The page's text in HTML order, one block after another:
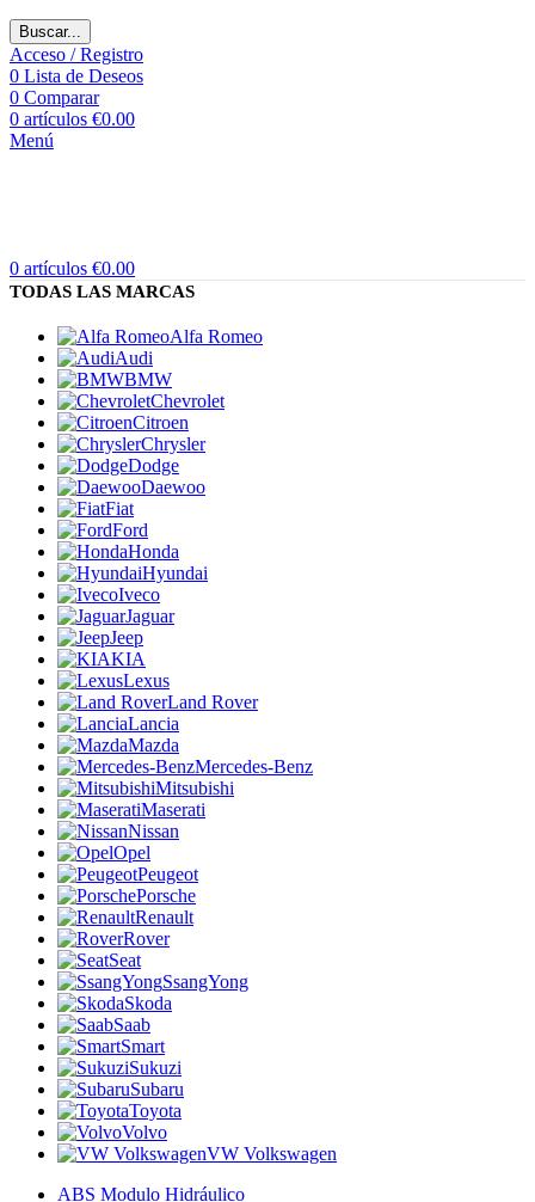
Buscar...
Acceso / Registro
0 Lista de Deseos
0 Comparar
0 artículos €0.00
Menú
0 artículos €0.00
TODAS LAS MARCAS
Alfa Romeo
Audi
BMW
Chevrolet
Citroen
Chrysler
Dodge
Daewoo
Fiat
Ford
Honda
Hyundai
Iveco
Jaguar
Jeep
KIA
Lexus
Land Rover
Lancia
Mazda
Mercedes-Benz
Mitsubishi
Maserati
Nissan
Opel
Peugeot
Porsche
Renault
Rover
Seat
SsangYong
Skoda
Saab
Smart
Sukuzi
Subaru
Toyota
Volvo
VW Volkswagen
ABS Modulo Hidráulico